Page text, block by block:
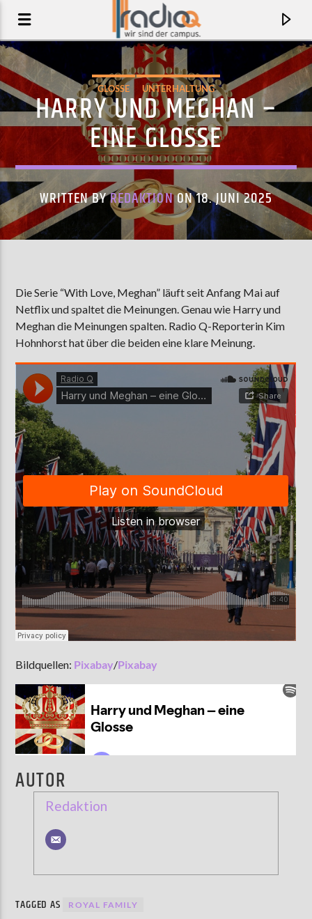
BIRD OF SPACE
JOSÉ JAMES
AKTUELLE SENDUNG
MOEBIUS
12:00 24:00
ZU HÖREN INMünster 103,9 MHz
GLOSSE UNTERHALTUNG
HARRY UND MEGHAN –
EINE GLOSSE
WRITTEN BYREDAKTIONON 18. JUNI 2025
Die Serie “With Love, Meghan” läuft seit Anfang Mai auf
Netflix und spaltet die Meinungen. Genau wie Harry und
Meghan die Meinungen spalten. Radio Q-Reporterin Kim
Hohnhorst hat über die beiden eine klare Meinung.
Bildquellen: Pixabay/Pixabay
AUTOR
Redaktion
TAGGED AS ROYAL FAMILY